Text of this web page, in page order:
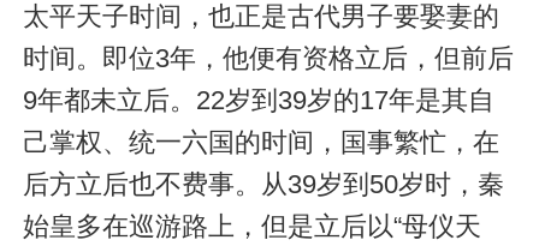
太平天子时间，也正是古代男子要娶妻的
时间。即位3年，他便有资格立后，但前后
9年都未立后。22岁到39岁的17年是其自
己掌权、统一六国的时间，国事繁忙，在
后方立后也不费事。从39岁到50岁时，秦
始皇多在巡游路上，但是立后以“母仪天